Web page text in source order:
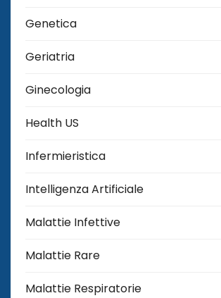
Genetica
Geriatria
Ginecologia
Health US
Infermieristica
Intelligenza Artificiale
Malattie Infettive
Malattie Rare
Malattie Respiratorie